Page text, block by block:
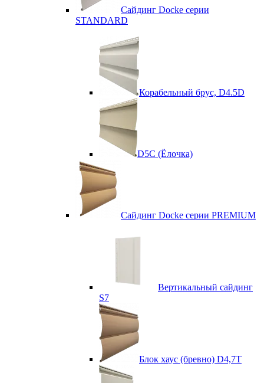
Сайдинг Docke серии
STANDARD
Корабельный брус, D4.5D
D5C (Ёлочка)
Сайдинг Docke серии PREMIUM
Вертикальный сайдинг
S7
Блок хаус (бревно) D4,7T